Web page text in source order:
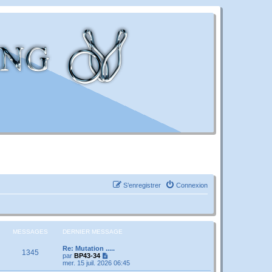
Connexion
S’enregistrer
MESSAGES DERNIER MESSAGE
1345
Re: Mutation .....
par BP43-34
o
i
mer. 15 juil. 2026 06:45